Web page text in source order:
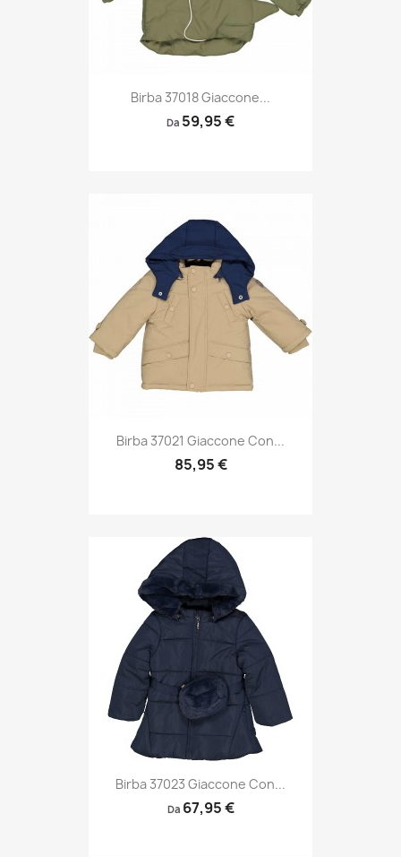
Birba 37018 Giaccone...
Da 59,95 €
Birba 37021 Giaccone Con...
85,95 €
Birba 37023 Giaccone Con...
Da 67,95 €